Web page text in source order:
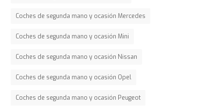
Coches de segunda mano y ocasión Mercedes
Coches de segunda mano y ocasión Mini
Coches de segunda mano y ocasión Nissan
Coches de segunda mano y ocasión Opel
Coches de segunda mano y ocasión Peugeot